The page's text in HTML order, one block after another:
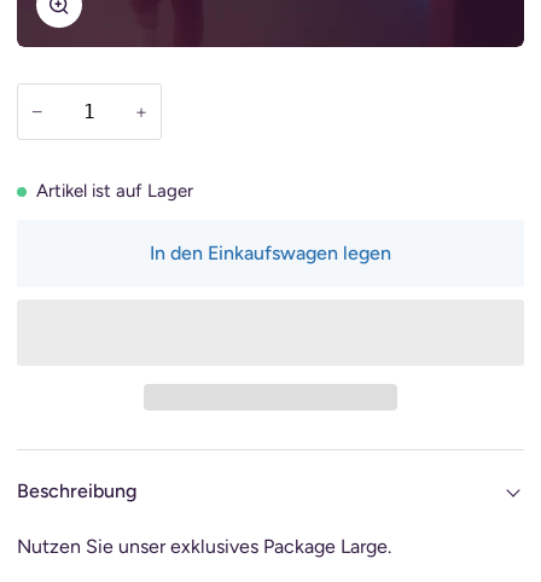
− +
Artikel ist auf Lager
In den Einkaufswagen legen
Beschreibung
Nutzen Sie unser exklusives Package Large.